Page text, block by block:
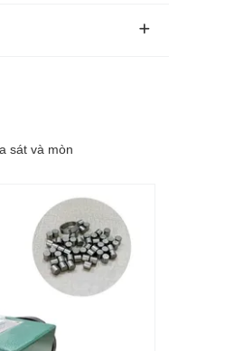
sát và mòn